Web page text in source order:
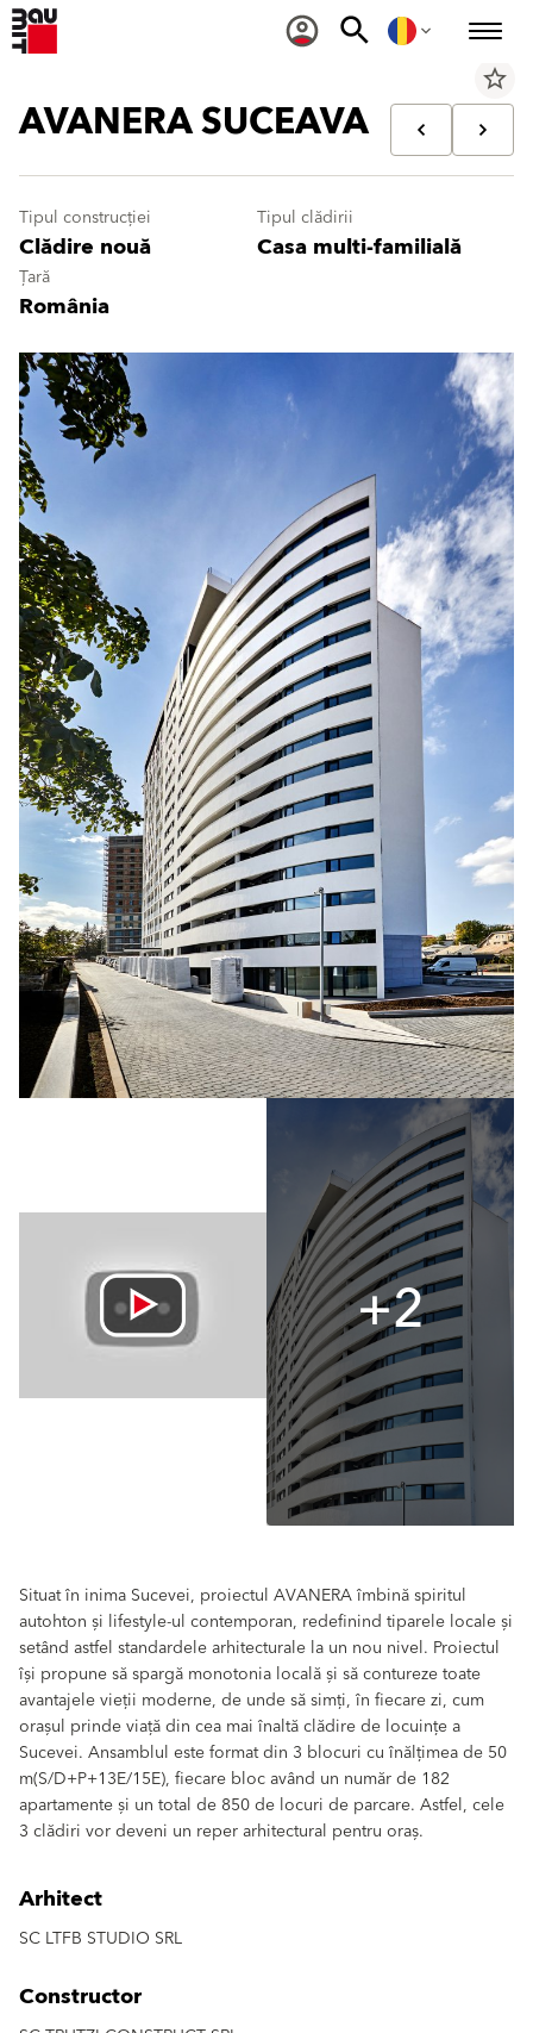
star_border
AVANERA SUCEAVA
Tipul construcției
Clădire nouă
Tipul clădirii
Casa multi-familială
Țară
România
+2
Situat în inima Sucevei, proiectul AVANERA îmbină spiritul
autohton și lifestyle-ul contemporan, redefinind tiparele locale și
setând astfel standardele arhitecturale la un nou nivel. Proiectul
își propune să spargă monotonia locală și să contureze toate
avantajele vieții moderne, de unde să simți, în fiecare zi, cum
orașul prinde viață din cea mai înaltă clădire de locuințe a
Sucevei. Ansamblul este format din 3 blocuri cu înălțimea de 50
m(S/D+P+13E/15E), fiecare bloc având un număr de 182
apartamente și un total de 850 de locuri de parcare. Astfel, cele
3 clădiri vor deveni un reper arhitectural pentru oraș.
Arhitect
SC LTFB STUDIO SRL
Constructor